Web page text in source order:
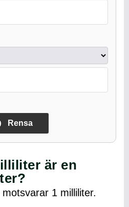
Rensa
är en
1 milliliter.